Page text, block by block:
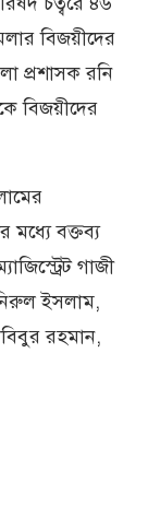
বিজয়ীদের
প্রশাসক রনি
বিজয়ীদের
মধ্যে বক্তব্য
গাজী
ইসলাম,
রহমান,